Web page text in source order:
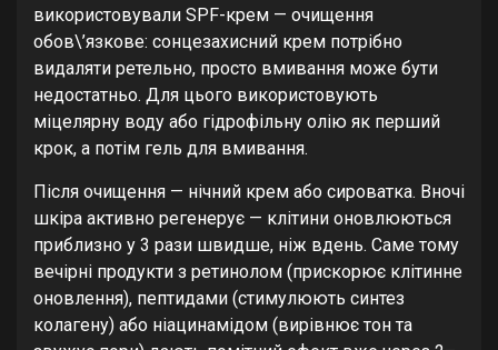
використовували SPF-крем — очищення
обов\’язкове: сонцезахисний крем потрібно
видаляти ретельно, просто вмивання може бути
недостатньо. Для цього використовують
міцелярну воду або гідрофільну олію як перший
крок, а потім гель для вмивання.
Після очищення — нічний крем або сироватка. Вночі
шкіра активно регенерує — клітини оновлюються
приблизно у 3 рази швидше, ніж вдень. Саме тому
вечірні продукти з ретинолом (прискорює клітинне
оновлення), пептидами (стимулюють синтез
колагену) або ніацинамідом (вирівнює тон та